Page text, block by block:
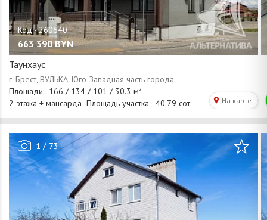
663 390 BYN
Таунхаус
1 / 73